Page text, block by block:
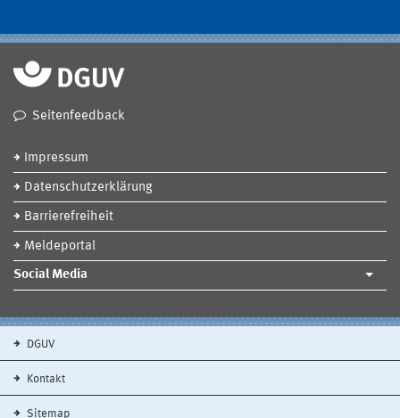
Seitenfeedback
Impressum
Datenschutzerklärung
Barrierefreiheit
Meldeportal
Social Media
DGUV
Kontakt
Sitemap